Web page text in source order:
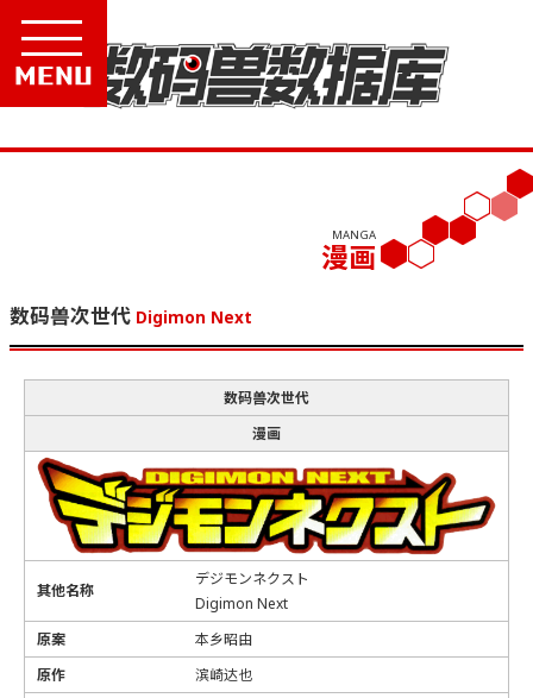
MANGA
漫画
数码兽次世代 Digimon Next
数码兽次世代
漫画
其他名称
デジモンネクスト
Digimon Next
原案
本乡昭由
原作
滨崎达也